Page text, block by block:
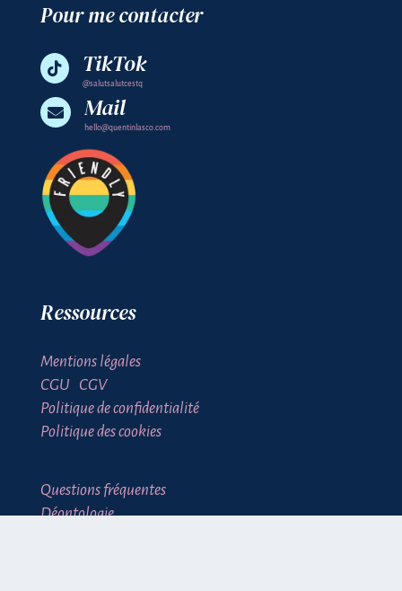
Pour me contacter
 TikTok
@salutsalutcestq
 Mail
hello@quentinlasco.com
Ressources
Mentions légales
CGU• CGV
Politique de confidentialité
Politique des cookies
Questions fréquentes
Déontologie